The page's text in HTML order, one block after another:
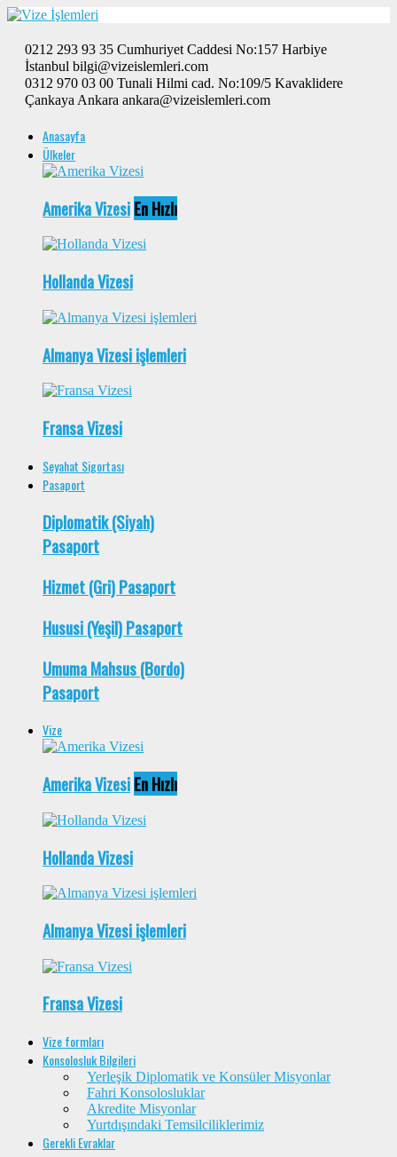
0212 293 93 35 Cumhuriyet Caddesi No:157 Harbiye
İstanbul bilgi@vizeislemleri.com
0312 970 03 00 Tunali Hilmi cad. No:109/5 Kavaklidere
Çankaya Ankara ankara@vizeislemleri.com
Anasayfa
Ülkeler
Amerika VizesiEn Hızlı
Hollanda Vizesi
Almanya Vizesi işlemleri
Fransa Vizesi
Seyahat Sigortası
Pasaport
Diplomatik (Siyah)
Pasaport
Hizmet (Gri) Pasaport
Hususi (Yeşil) Pasaport
Umuma Mahsus (Bordo)
Pasaport
Vize
Amerika VizesiEn Hızlı
Hollanda Vizesi
Almanya Vizesi işlemleri
Fransa Vizesi
Vize formları
Konsolosluk Bilgileri
Yerleşik Diplomatik ve Konsüler Misyonlar
Fahri Konsolosluklar
Akredite Misyonlar
Yurtdışındaki Temsilciliklerimiz
Gerekli Evraklar